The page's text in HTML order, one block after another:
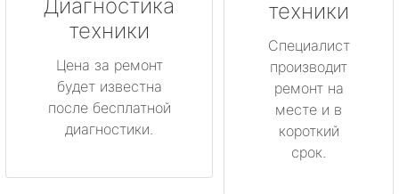
метро Коньково
метро Менделеевская
метро Красногвардейская
метро Мякинино
Диагностика
техники
Цена за ремонт
будет известна
после бесплатной
диагностики.
техники
Специалист
производит
ремонт на
месте и в
короткий
срок.